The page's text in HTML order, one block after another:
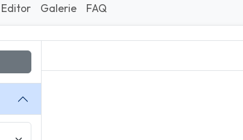
Editor Galerie FAQ